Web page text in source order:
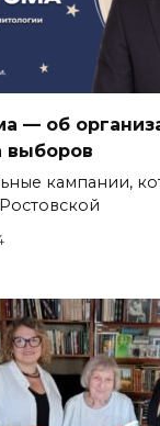
— об
выборов
кампании,